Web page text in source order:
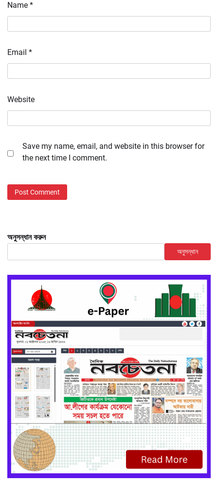
Name *
Email *
Website
Save my name, email, and website in this browser for
the next time I comment.
অনুসন্ধান করুন
অনুসন্ধান